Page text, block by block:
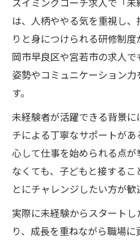
は、人柄ややる気を重視し
りと身につけられる研修制
岡市早良区や宮若市の求人
姿勢やコミュニケーション
す。
未経験者が活躍できる背景に
チによる丁寧なサポートが
心して仕事を始められる点
なくても、子どもと接する
とにチャレンジしたい方が歓
実際に未経験からスタート
り、成長を重ねながら職場